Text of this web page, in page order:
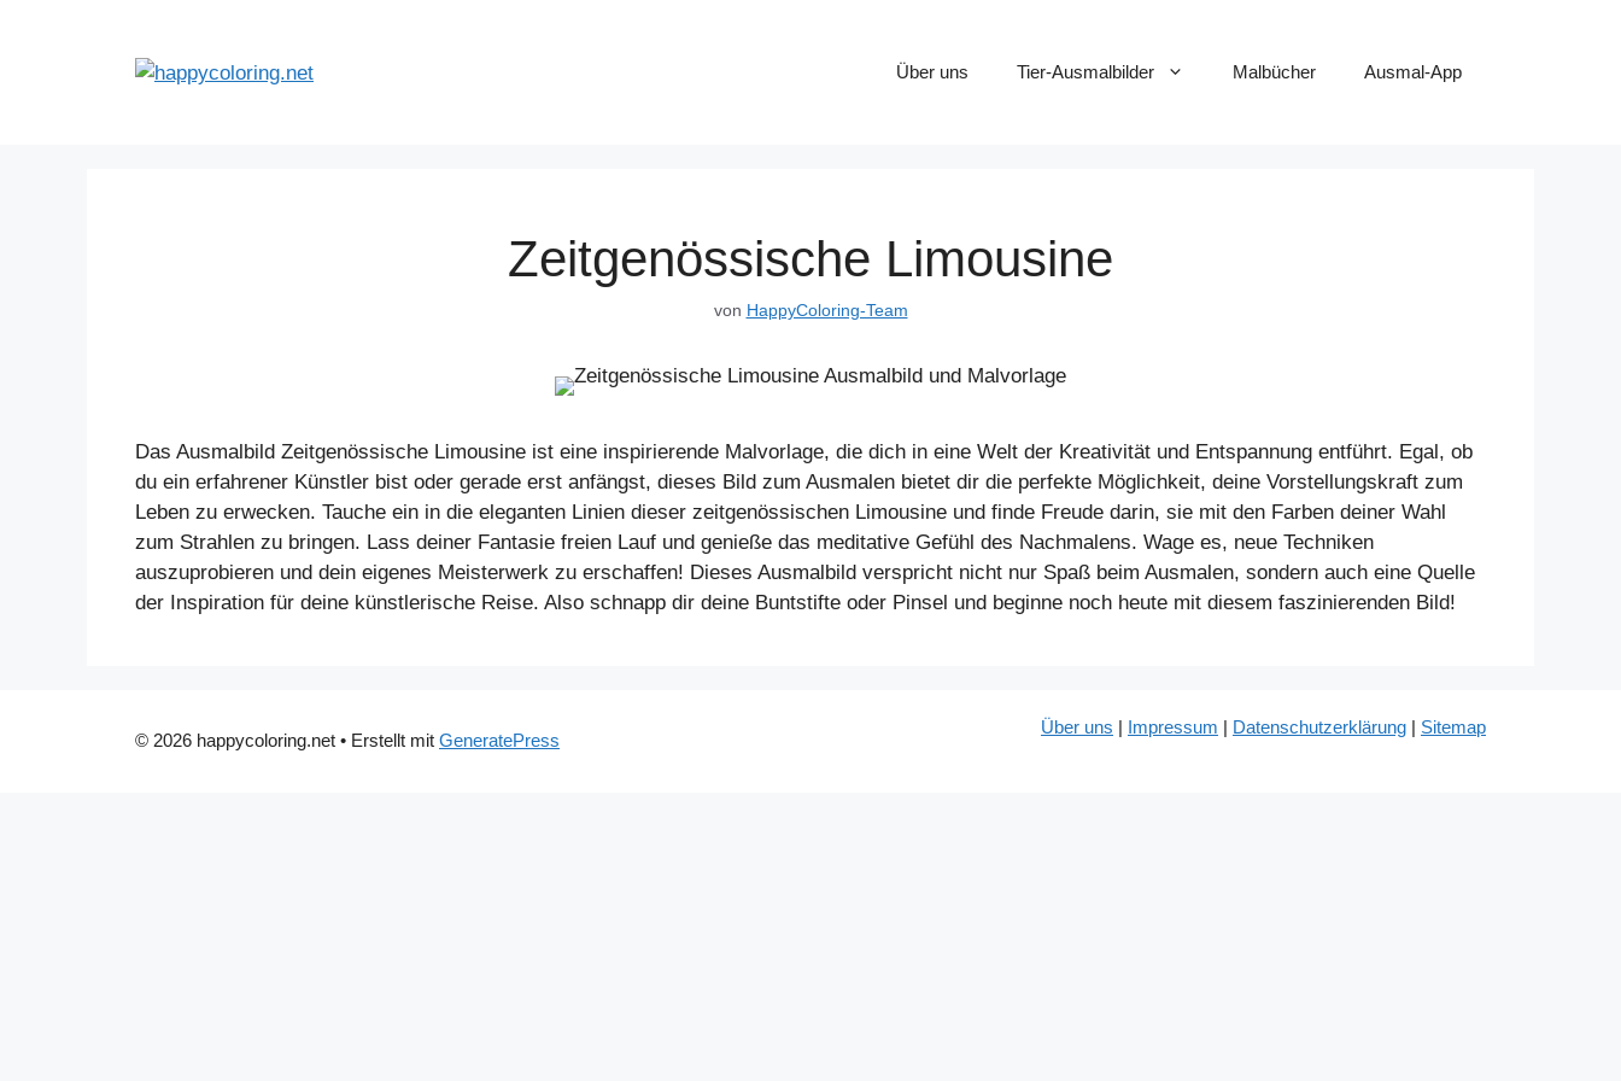
Über uns Tier-Ausmalbilder Malbücher Ausmal-App
Zeitgenössische Limousine
von HappyColoring-Team
Das Ausmalbild Zeitgenössische Limousine ist eine inspirierende Malvorlage, die dich in eine Welt der Kreativität und Entspannung entführt. Egal, ob
du ein erfahrener Künstler bist oder gerade erst anfängst, dieses Bild zum Ausmalen bietet dir die perfekte Möglichkeit, deine Vorstellungskraft zum
Leben zu erwecken. Tauche ein in die eleganten Linien dieser zeitgenössischen Limousine und finde Freude darin, sie mit den Farben deiner Wahl
zum Strahlen zu bringen. Lass deiner Fantasie freien Lauf und genieße das meditative Gefühl des Nachmalens. Wage es, neue Techniken
auszuprobieren und dein eigenes Meisterwerk zu erschaffen! Dieses Ausmalbild verspricht nicht nur Spaß beim Ausmalen, sondern auch eine Quelle
der Inspiration für deine künstlerische Reise. Also schnapp dir deine Buntstifte oder Pinsel und beginne noch heute mit diesem faszinierenden Bild!
Über uns | Impressum | Datenschutzerklärung | Sitemap
© 2026 happycoloring.net • Erstellt mit GeneratePress